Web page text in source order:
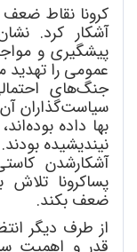
کرونا نقاط
آشکار کرد.
پیشگیری و
عمومی را تهدید
جنگهای
سیاستگذاران آن
بها داده بوده
نیندیشیده
آشکارشدن
پساکرونا
ضعف بکند.
از طرف دیگر
قدر و اهمیت